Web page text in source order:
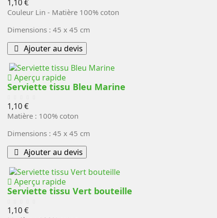
1,10 €
Couleur Lin - Matière 100% coton
Dimensions : 45 x 45 cm
Ajouter au devis
Aperçu rapide
Serviette tissu Bleu Marine
Prix
1,10 €
Matière : 100% coton
Dimensions : 45 x 45 cm
Ajouter au devis
Aperçu rapide
Serviette tissu Vert bouteille
Prix
1,10 €